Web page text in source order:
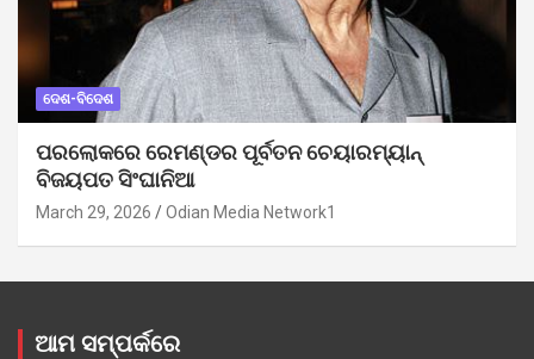
ଦେଶ-ବିଦେଶ
ପରଲୋକରେ ରେମଣ୍ଡର ପୂର୍ବତନ ଚେୟାରମ୍ୟାନ୍
ବିଜୟପତ ସିଂଘାନିଆ
March 29, 2026 Odian Media Network1
ଆମ ସମ୍ପର୍କରେ